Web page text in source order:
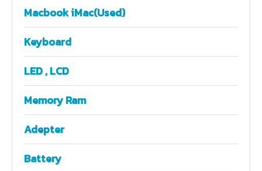
Macbook iMac(Used)
Keyboard
LED , LCD
Memory Ram
Adepter
Battery